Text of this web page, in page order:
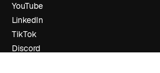
YouTube
LinkedIn
TikTok
Discord